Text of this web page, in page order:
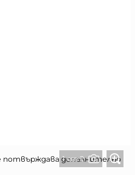
1 от 2
допълнително